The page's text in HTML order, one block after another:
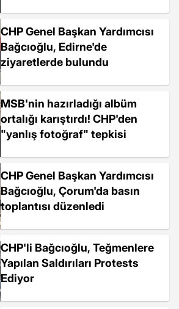
CHP Genel Başkan Yardımcısı
Bağcıoğlu, Edirne'de
ziyaretlerde bulundu
MSB'nin hazırladığı albüm
ortalığı karıştırdı! CHP'den
"yanlış fotoğraf" tepkisi
CHP Genel Başkan Yardımcısı
Bağcıoğlu, Çorum'da basın
toplantısı düzenledi
CHP'li Bağcıoğlu, Teğmenlere
Yapılan Saldırıları Protests
Ediyor